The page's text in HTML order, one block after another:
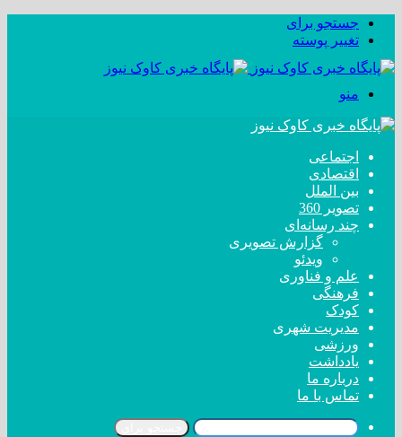
جستجو برای
تغییر پوسته
منو
اجتماعی
اقتصادی
بین الملل
تصویر 360
چند رسانه‌ای
گزارش تصویری
ویدئو
علم و فناوری
فرهنگی
کودک
مدیریت شهری
ورزشی
یادداشت
درباره ما
تماس با ما